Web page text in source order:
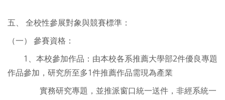
五、
全校性參展對象與競賽標準：
（一）
參賽資格：
1、本校參加作品：由本校各系推薦大學部2件優良專題
作品參加，研究所至多1件推薦作品需現為產業
實務研究專題，並推派窗口統一送件，非經系統一